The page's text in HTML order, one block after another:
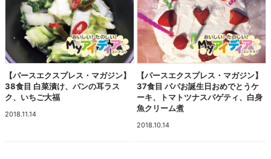
【パースエクスプレス・マガジン】
38食目 白菜漬け、パンの耳ラス
ク、いちご大福
2018.11.14
【パースエクスプレス・マガジン】
37食目 パパお誕生日おめでとうケ
ーキ、トマトツナスパゲティ、白身
魚クリーム煮
2018.10.14